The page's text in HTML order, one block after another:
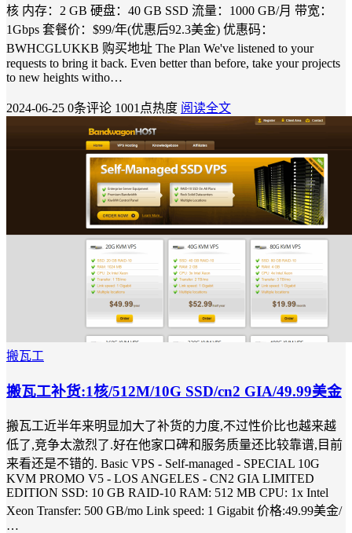
核 内存：2 GB 硬盘：40 GB SSD 流量：1000 GB/月 带宽：
1Gbps 套餐价：$99/年(优惠后92.3美金) 优惠码：
BWHCGLUKKB 购买地址 The Plan We've listened to your
requests to bring it back. Even better than before, take your projects
to new heights witho…
2024-06-25 0条评论 1001点热度 阅读全文
搬瓦工
搬瓦工补货:1核/512M/10G SSD/cn2 GIA/49.99美金
搬瓦工近半年来明显加大了补货的力度,不过性价比也越来越
低了,竞争太激烈了.好在他家口碑和服务质量还比较靠谱,目前
来看还是不错的. Basic VPS - Self-managed - SPECIAL 10G
KVM PROMO V5 - LOS ANGELES - CN2 GIA LIMITED
EDITION SSD: 10 GB RAID-10 RAM: 512 MB CPU: 1x Intel
Xeon Transfer: 500 GB/mo Link speed: 1 Gigabit 价格:49.99美金/
…